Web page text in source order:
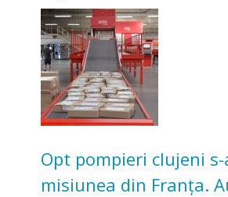
Investiție de 3 milioane
Opt pompieri clujeni
misiunea din Franța.